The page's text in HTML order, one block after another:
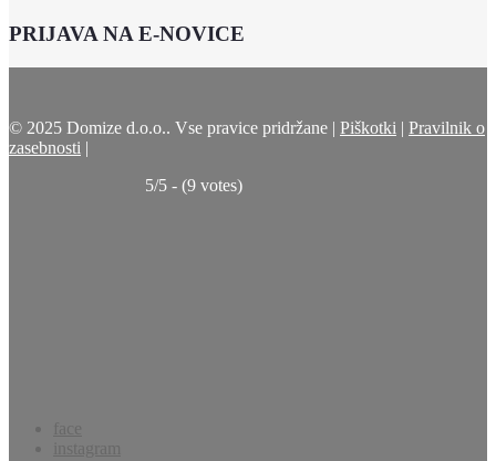
PRIJAVA NA E-NOVICE
© 2025 Domize d.o.o.. Vse pravice pridržane | Piškotki | Pravilnik o
zasebnosti |
5/5 - (9 votes)